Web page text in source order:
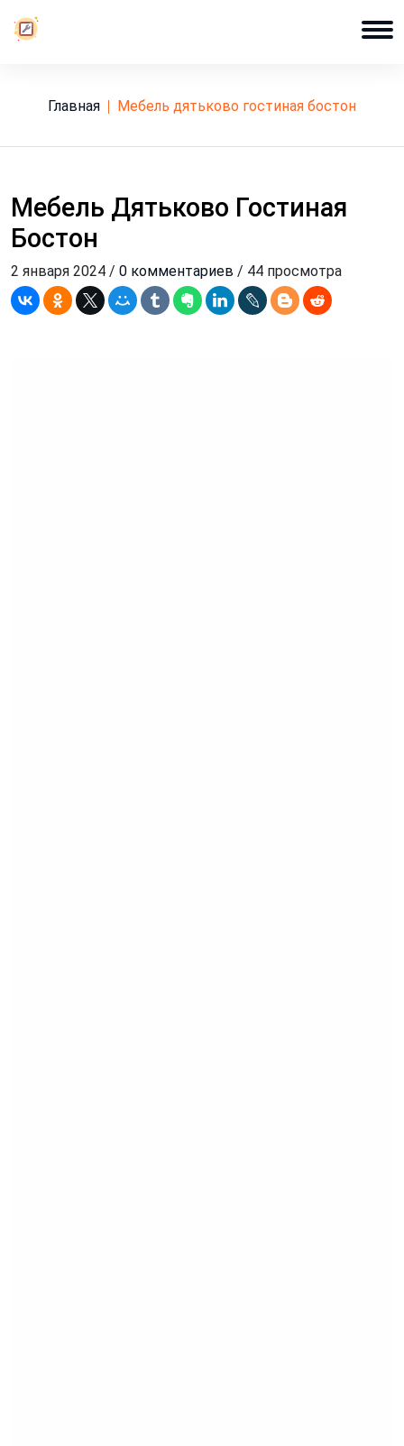
Главная мебель дятьково гостиная бостон
Мебель Дятьково Гостиная
Бостон
2 января 2024 / 0 комментариев / 44 просмотра